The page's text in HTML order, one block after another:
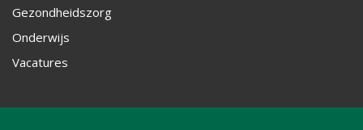
Gezondheidszorg
Onderwijs
Vacatures